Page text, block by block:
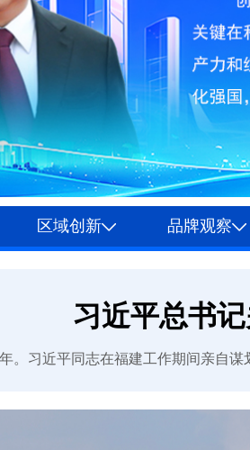
区域创新 品牌观察
习近平总书
习近平同志在福建工作期间亲自谋